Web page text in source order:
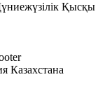
Қысқы
Казахстана